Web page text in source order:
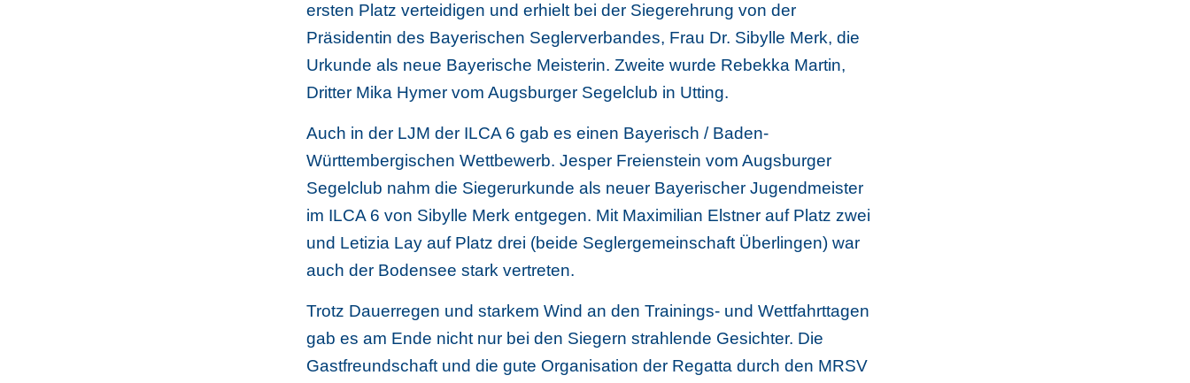
ersten Platz verteidigen und erhielt bei der Siegerehrung von der
Präsidentin des Bayerischen Seglerverbandes, Frau Dr. Sibylle Merk, die
Urkunde als neue Bayerische Meisterin. Zweite wurde Rebekka Martin,
Dritter Mika Hymer vom Augsburger Segelclub in Utting.
Auch in der LJM der ILCA 6 gab es einen Bayerisch / Baden-
Württembergischen Wettbewerb. Jesper Freienstein vom Augsburger
Segelclub nahm die Siegerurkunde als neuer Bayerischer Jugendmeister
im ILCA 6 von Sibylle Merk entgegen. Mit Maximilian Elstner auf Platz zwei
und Letizia Lay auf Platz drei (beide Seglergemeinschaft Überlingen) war
auch der Bodensee stark vertreten.
Trotz Dauerregen und starkem Wind an den Trainings- und Wettfahrttagen
gab es am Ende nicht nur bei den Siegern strahlende Gesichter. Die
Gastfreundschaft und die gute Organisation der Regatta durch den MRSV